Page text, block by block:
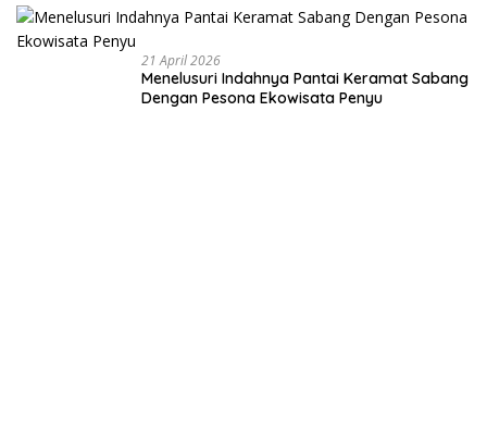
Negeri dari
Desa
21 April 2026
Menelusuri Indahnya Pantai Keramat Sabang
Dengan Pesona Ekowisata Penyu